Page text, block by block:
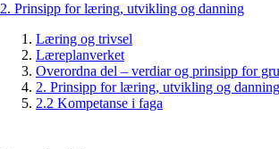
2. Prinsipp for læring, utvikling og danning
Læring og trivsel
Læreplanverket
Overordna del – verdiar og prinsipp for
2. Prinsipp for læring, utvikling og danning
2.2 Kompetanse i faga